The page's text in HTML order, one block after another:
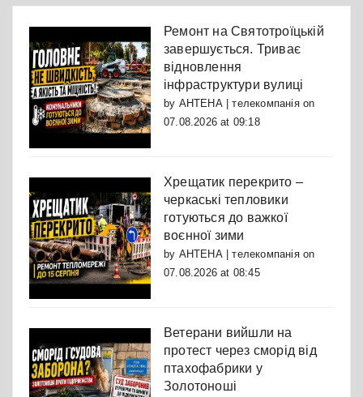
Ремонт на Святотроїцькій
завершується. Триває
відновлення
інфраструктури вулиці
by АНТЕНА | телекомпаніяon
07.08.2026 at 09:18
Хрещатик перекрито –
черкаські тепловики
готуються до важкої
воєнної зими
by АНТЕНА | телекомпаніяon
07.08.2026 at 08:45
Ветерани вийшли на
протест через сморід від
птахофабрики у
Золотоноші